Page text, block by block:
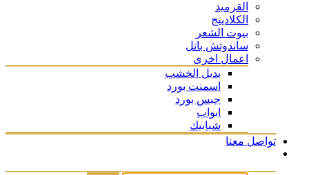
القرميد
الكلادينج
بيوت الشعر
ساندوتش بانل
اعمال اخرى
بديل الخشب
اسمنت بورد
جبس بورد
ابواب
شبابيك
تواصل معنا